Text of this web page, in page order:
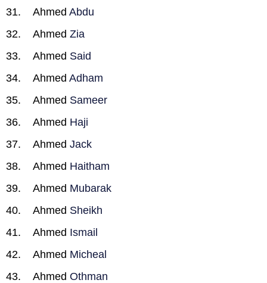
Ahmed Abdu
Ahmed Zia
Ahmed Said
Ahmed Adham
Ahmed Sameer
Ahmed Haji
Ahmed Jack
Ahmed Haitham
Ahmed Mubarak
Ahmed Sheikh
Ahmed Ismail
Ahmed Micheal
Ahmed Othman